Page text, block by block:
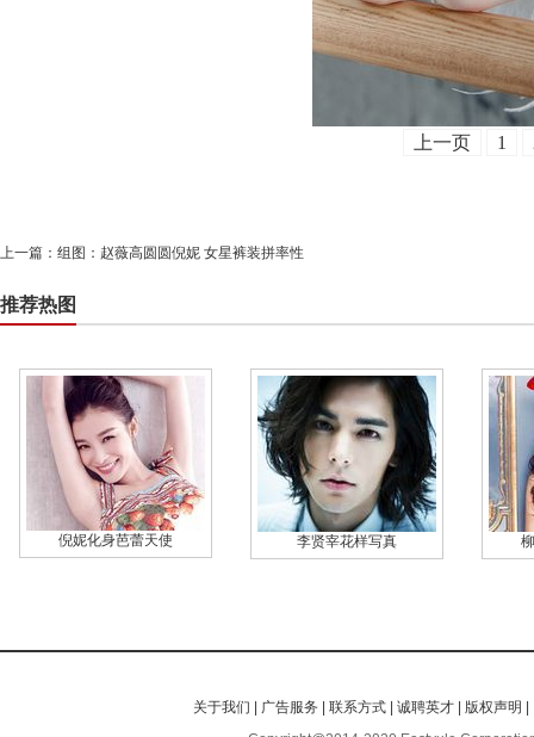
上一页 1
上一篇： 组图：赵薇高圆圆倪妮 女星裤装拼率性
推荐热图
倪妮化身芭蕾天使 李贤宰花样写真
关于我们 | 广告服务 |联系方式 |诚聘英才 | 版权声明 |